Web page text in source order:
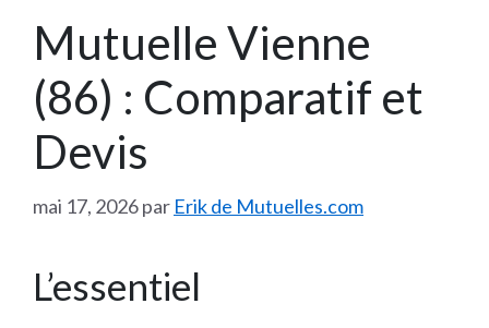
Mutuelle Vienne
(86) : Comparatif et
Devis
mai 17, 2026par Erik de Mutuelles.com
L’essentiel